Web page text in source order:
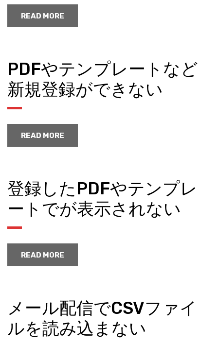
READ MORE
PDFやテンプレートなど
新規登録ができない
READ MORE
登録したPDFやテンプレ
ートでが表示されない
READ MORE
メール配信でCSVファイ
ルを読み込まない